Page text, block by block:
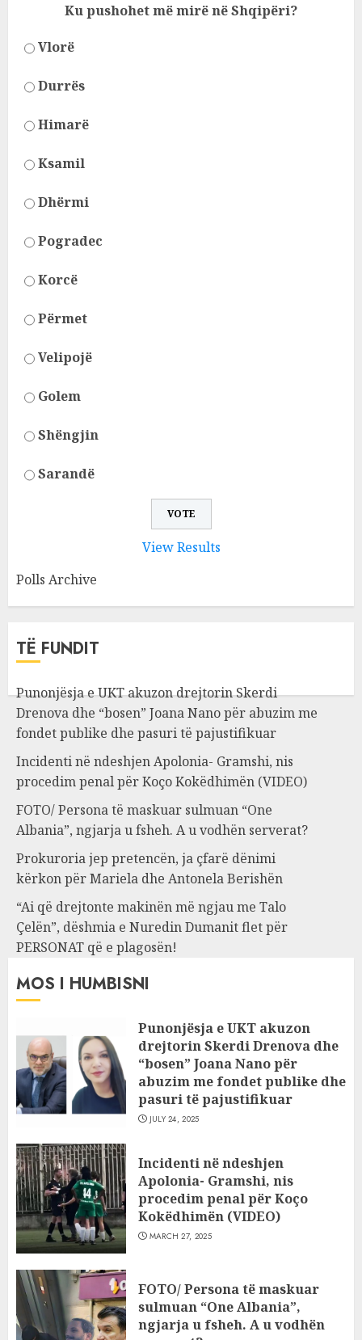
Ku pushohet më mirë në Shqipëri?
Vlorë
Durrës
Himarë
Ksamil
Dhërmi
Pogradec
Korcë
Përmet
Velipojë
Golem
Shëngjin
Sarandë
View Results
Polls Archive
TË FUNDIT
Punonjësja e UKT akuzon drejtorin Skerdi
Drenova dhe “bosen” Joana Nano për abuzim me
fondet publike dhe pasuri të pajustifikuar
Incidenti në ndeshjen Apolonia- Gramshi, nis
procedim penal për Koço Kokëdhimën (VIDEO)
FOTO/ Persona të maskuar sulmuan “One
Albania”, ngjarja u fsheh. A u vodhën serverat?
Prokuroria jep pretencën, ja çfarë dënimi
kërkon për Mariela dhe Antonela Berishën
“Ai që drejtonte makinën më ngjau me Talo
Çelën”, dëshmia e Nuredin Dumanit flet për
PERSONAT që e plagosën!
MOS I HUMBISNI
Punonjësja e UKT akuzon
drejtorin Skerdi Drenova dhe
“bosen” Joana Nano për
abuzim me fondet publike dhe
pasuri të pajustifikuar
JULY 24, 2025
Incidenti në ndeshjen
Apolonia- Gramshi, nis
procedim penal për Koço
Kokëdhimën (VIDEO)
MARCH 27, 2025
FOTO/ Persona të maskuar
sulmuan “One Albania”,
ngjarja u fsheh. A u vodhën